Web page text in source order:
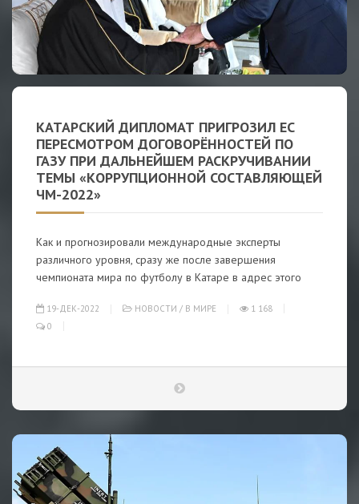
КАТАРСКИЙ ДИПЛОМАТ ПРИГРОЗИЛ ЕС
ПЕРЕСМОТРОМ ДОГОВОРЁННОСТЕЙ ПО
ГАЗУ ПРИ ДАЛЬНЕЙШЕМ РАСКРУЧИВАНИИ
ТЕМЫ «КОРРУПЦИОННОЙ СОСТАВЛЯЮЩЕЙ
ЧМ-2022»
Как и прогнозировали международные эксперты
различного уровня, сразу же после завершения
чемпионата мира по футболу в Катаре в адрес этого
19-ДЕК-2022 НОВОСТИ / В МИРЕ
1 168
0